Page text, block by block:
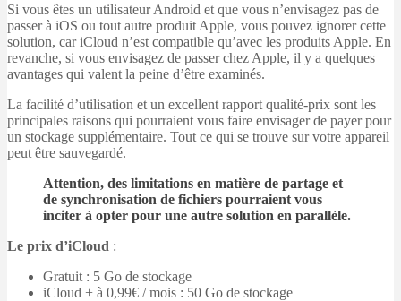
Si vous êtes un utilisateur Android et que vous n’envisagez pas de
passer à iOS ou tout autre produit Apple, vous pouvez ignorer cette
solution, car iCloud n’est compatible qu’avec les produits Apple. En
revanche, si vous envisagez de passer chez Apple, il y a quelques
avantages qui valent la peine d’être examinés.
La facilité d’utilisation et un excellent rapport qualité-prix sont les
principales raisons qui pourraient vous faire envisager de payer pour
un stockage supplémentaire. Tout ce qui se trouve sur votre appareil
peut être sauvegardé.
Attention, des limitations en matière de partage et
de synchronisation de fichiers pourraient vous
inciter à opter pour une autre solution en parallèle.
Le prix d’iCloud :
Gratuit : 5 Go de stockage
iCloud + à 0,99€ / mois : 50 Go de stockage